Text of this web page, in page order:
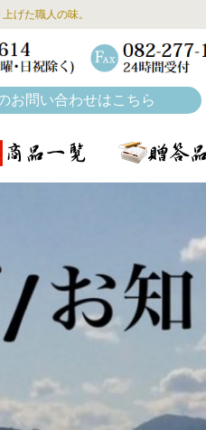
げた職人の味。
お問い合わせはこちら